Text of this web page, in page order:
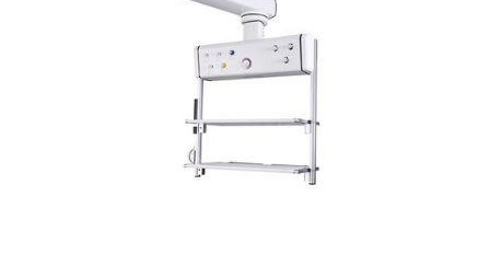
Anestezjologia i aparatura medyczna
Aparaty do znieczuleń z rodziny Flow (Flow-C,